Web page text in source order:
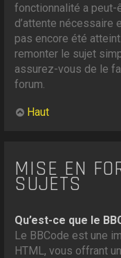
fonctionnalité a
d’attente nécessaire
pas encore été
remonter le sujet
assurez-vous de le
forum.
Haut
MISE EN
SUJETS
Qu’est-ce que le
Le BBCode est une
HTML, vous offrant